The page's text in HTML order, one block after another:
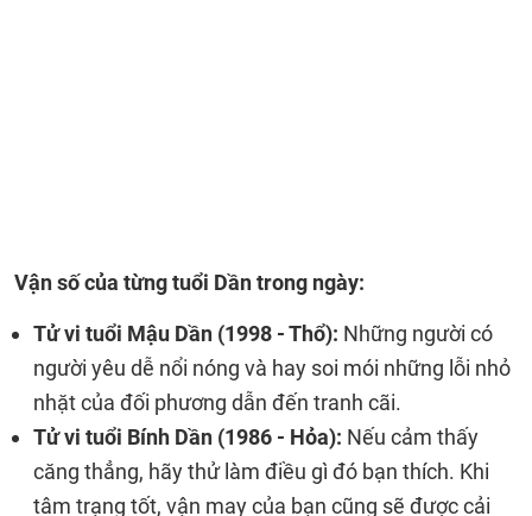
Vận số của từng tuổi Dần trong ngày:
Tử vi tuổi Mậu Dần (1998 - Thổ): Những người có
người yêu dễ nổi nóng và hay soi mói những lỗi nhỏ
nhặt của đối phương dẫn đến tranh cãi.
Tử vi tuổi Bính Dần (1986 - Hỏa): Nếu cảm thấy
căng thẳng, hãy thử làm điều gì đó bạn thích. Khi
tâm trạng tốt, vận may của bạn cũng sẽ được cải